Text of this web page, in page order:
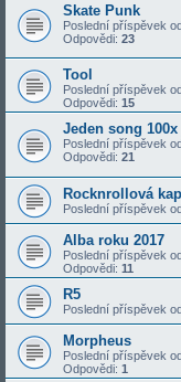
Skate Punk
Poslední příspěvek
Odpovědi: 23
Tool
Poslední příspěvek
Odpovědi: 15
Jeden song
Poslední příspěvek
Odpovědi: 21
Rocknrollová
Poslední příspěvek
Alba roku 2017
Poslední příspěvek
Odpovědi: 11
R5
Poslední příspěvek
Morpheus
Poslední příspěvek
Odpovědi: 1